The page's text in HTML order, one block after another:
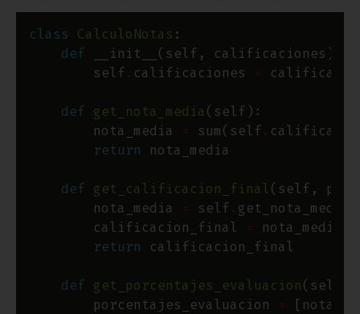
class CalculoNotas
def
        self
. calificaciones =
def get_nota_media
        nota_media
= sum(self.
return
def get_calificacion_final
        nota_media
= self.
        calificacion_final
= nota_media
return
def get_porcentajes_evaluacion
        porcentajes_evaluacion
= [nota